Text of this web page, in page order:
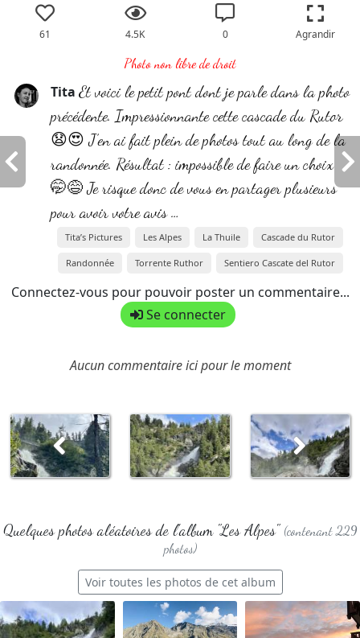
61 4.5K 0 Agrandir
Photo non libre de droit
Tita Et voici le petit pont dont je parle dans la photo
précédente. Impressionnante cette cascade du Rutor
😧😍 J’en ai fait plein de photos tout au long de la
randonnée. Résultat : impossible de faire un choix
🤭😅 Je risque donc de vous en partager plusieurs
pour avoir votre avis …
Tita’s Pictures Les Alpes La Thuile Cascade du Rutor
Randonnée Torrente Ruthor Sentiero Cascate del Rutor
Connectez-vous pour pouvoir poster un commentaire...
Se connecter
Aucun commentaire ici pour le moment
Quelques photos aléatoires de l'album "Les Alpes" (contenant 229
photos)
Voir toutes les photos de cet album